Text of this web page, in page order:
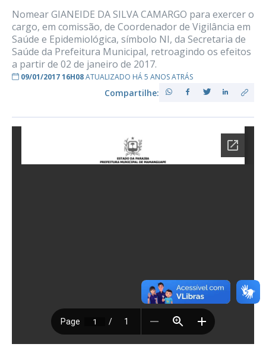
Nomear GIANEIDE DA SILVA CAMARGO para exercer o
cargo, em comissão, de Coordenador de Vigilância em
Saúde e Epidemiológica, símbolo NI, da Secretaria de
Saúde da Prefeitura Municipal, retroagindo os efeitos
a partir de 02 de janeiro de 2017.
09/01/2017 16H08ATUALIZADO HÁ 5 ANOS ATRÁS
Compartilhe: